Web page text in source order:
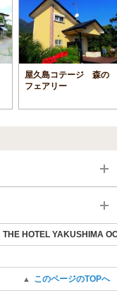
屋久島コテージ 森の
フェアリー
THE HOTEL YAKUSHIMA
▲ このページのTOPへ